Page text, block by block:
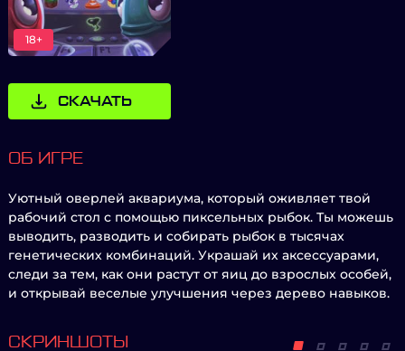
18+
СКАЧАТЬ
ОБ ИГРЕ
Уютный оверлей аквариума, который оживляет твой
рабочий стол с помощью пиксельных рыбок. Ты можешь
выводить, разводить и собирать рыбок в тысячах
генетических комбинаций. Украшай их аксессуарами,
следи за тем, как они растут от яиц до взрослых особей,
и открывай веселые улучшения через дерево навыков.
СКРИНШОТЫ